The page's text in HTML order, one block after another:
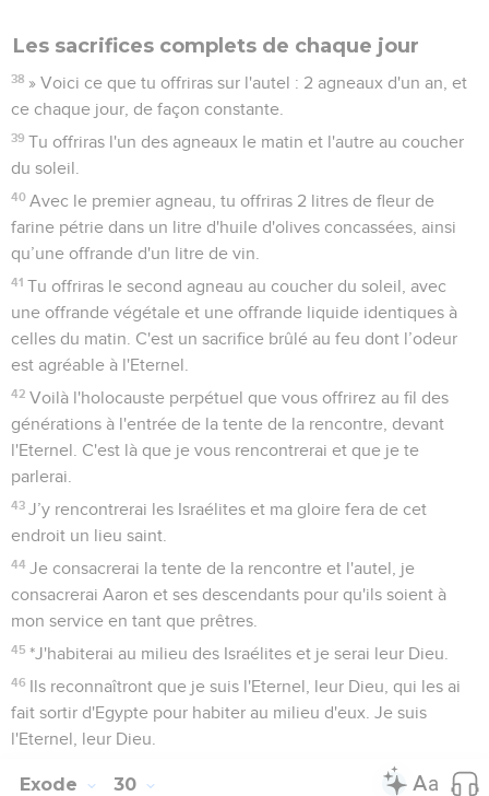
Les sacrifices complets de chaque jour
38 » Voici ce que tu offriras sur l'autel : 2 agneaux d'un an, et
ce chaque jour, de façon constante.
39 Tu offriras l'un des agneaux le matin et l'autre au coucher
du soleil.
40 Avec le premier agneau, tu offriras 2 litres de fleur de
farine pétrie dans un litre d'huile d'olives concassées, ainsi
qu’une offrande d'un litre de vin.
41 Tu offriras le second agneau au coucher du soleil, avec
une offrande végétale et une offrande liquide identiques à
celles du matin. C'est un sacrifice brûlé au feu dont l’odeur
est agréable à l'Eternel.
42 Voilà l'holocauste perpétuel que vous offrirez au fil des
générations à l'entrée de la tente de la rencontre, devant
l'Eternel. C'est là que je vous rencontrerai et que je te
parlerai.
43 J’y rencontrerai les Israélites et ma gloire fera de cet
endroit un lieu saint.
44 Je consacrerai la tente de la rencontre et l'autel, je
consacrerai Aaron et ses descendants pour qu'ils soient à
mon service en tant que prêtres.
45 *J'habiterai au milieu des Israélites et je serai leur Dieu.
46 Ils reconnaîtront que je suis l'Eternel, leur Dieu, qui les ai
fait sortir d'Egypte pour habiter au milieu d'eux. Je suis
l'Eternel, leur Dieu.
Exode 30